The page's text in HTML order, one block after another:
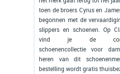
toen de broers Cyrus en
begonnen met de
slippers en schoenen. Op
vind je de
schoenencollectie voor
heren van dit
bestelling wordt gratis